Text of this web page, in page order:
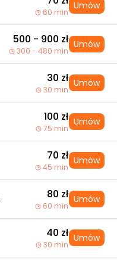
60 min
Umów
500 - 900 zł
300 - 480 min
Umów
30 zł
30 min
Umów
100 zł
75 min
Umów
70 zł
45 min
Umów
80 zł
60 min
Umów
40 zł
30 min
Umów